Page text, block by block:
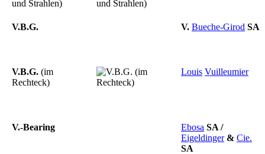
und Strahlen)
V.B.G. V. Bueche-Girod SA
V.B.G. (im
Rechteck)
Louis Vuilleumier
V.-Bearing Ebosa SA /
Eigeldinger & Cie.
SA